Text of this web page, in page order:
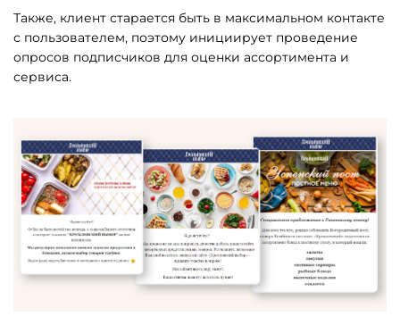
Также, клиент старается быть в максимальном контакте
с пользователем, поэтому инициирует проведение
опросов подписчиков для оценки ассортимента и
сервиса.